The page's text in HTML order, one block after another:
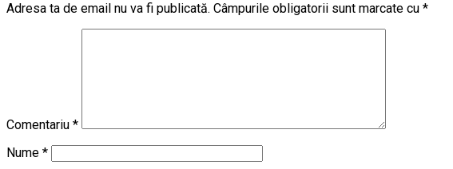
Adresa ta de email nu va fi publicată. Câmpurile obligatorii sunt marcate cu *
Comentariu *
Nume *